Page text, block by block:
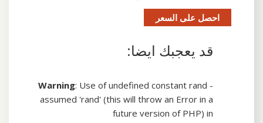
احصل على السعر
قد يعجبك ايضا:
Warning: Use of undefined constant rand -
assumed 'rand' (this will throw an Error in a
future version of PHP) in